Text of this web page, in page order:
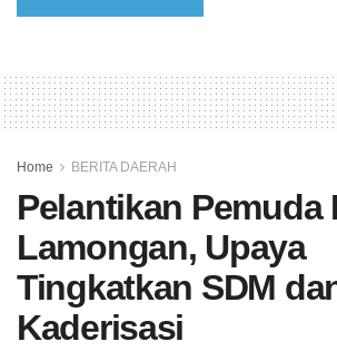
Home BERITA DAERAH
Pelantikan Pemuda
Lamongan, Upaya
Tingkatkan SDM
Kaderisasi